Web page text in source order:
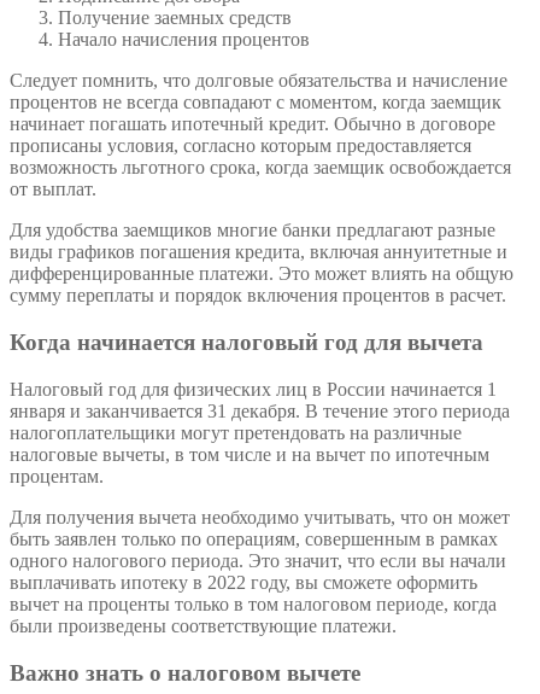
Получение заемных средств
Начало начисления процентов
Следует помнить, что долговые обязательства и начисление
процентов не всегда совпадают с моментом, когда заемщик
начинает погашать ипотечный кредит. Обычно в договоре
прописаны условия, согласно которым предоставляется
возможность льготного срока, когда заемщик освобождается
от выплат.
Для удобства заемщиков многие банки предлагают разные
виды графиков погашения кредита, включая аннуитетные и
дифференцированные платежи. Это может влиять на общую
сумму переплаты и порядок включения процентов в расчет.
Когда начинается налоговый год для вычета
Налоговый год для физических лиц в России начинается 1
января и заканчивается 31 декабря. В течение этого периода
налогоплательщики могут претендовать на различные
налоговые вычеты, в том числе и на вычет по ипотечным
процентам.
Для получения вычета необходимо учитывать, что он может
быть заявлен только по операциям, совершенным в рамках
одного налогового периода. Это значит, что если вы начали
выплачивать ипотеку в 2022 году, вы сможете оформить
вычет на проценты только в том налоговом периоде, когда
были произведены соответствующие платежи.
Важно знать о налоговом вычете